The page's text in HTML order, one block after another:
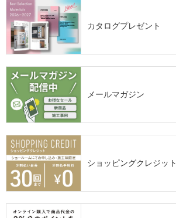
カタログプレゼント
メールマガジン
ショッピングクレジット